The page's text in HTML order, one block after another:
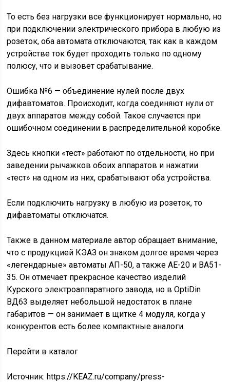
То есть без нагрузки все функционирует нормально, но
при подключении электрического прибора в любую из
розеток, оба автомата отключаются, так как в каждом
устройстве ток будет проходить только по одному
полюсу, что и вызовет срабатывание.
Ошибка №6 — объединение нулей после двух
дифавтоматов. Происходит, когда соединяют нули от
двух аппаратов между собой. Такое случается при
ошибочном соединении в распределительной коробке.
Здесь кнопки «тест» работают по отдельности, но при
заведении рычажков обоих аппаратов и нажатии
«тест» на одном из них, срабатывают оба устройства.
Если подключить нагрузку в любую из розеток, то
дифавтоматы отключатся.
Также в данном материале автор обращает внимание,
что с продукцией КЭАЗ он знаком долгое время через
«легендарные» автоматы АП-50, а также АЕ-20 и ВА51-
35. Он отмечает прекрасное качество изделий
Курского электроаппаратного завода, но в OptiDin
ВД63 выделяет небольшой недостаток в плане
габаритов — он занимает в щитке 4 модуля, когда у
конкурентов есть более компактные аналоги.
Перейти в каталог
Источник:https://KEAZ.ru/company/press-